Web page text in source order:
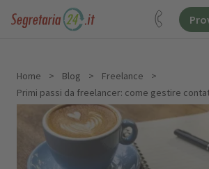
Home > Blog > Freelance
>
Primi passi da freelancer: come gestire